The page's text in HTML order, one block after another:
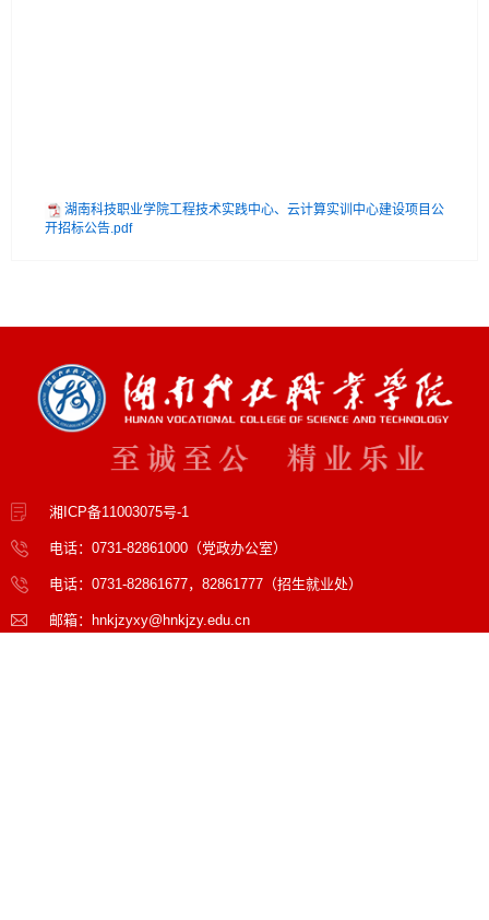
湖南科技职业学院工程技术实践中心、云计算实训中心建设项目公
开招标公告.pdf
湘ICP备11003075号-1
电话：0731-82861000（党政办公室）
电话：0731-82861677，82861777（招生就业处）
邮箱：hnkjzyxy@hnkjzy.edu.cn